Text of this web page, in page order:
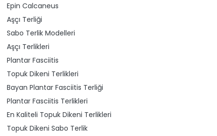
Epin Calcaneus
Aşçı Terliği
Sabo Terlik Modelleri
Aşçı Terlikleri
Plantar Fasciitis
Topuk Dikeni Terlikleri
Bayan Plantar Fasciitis Terliği
Plantar Fasciitis Terlikleri
En Kaliteli Topuk Dikeni Terlikleri
Topuk Dikeni Sabo Terlik